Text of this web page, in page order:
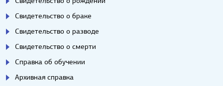
Свидетельство о браке
Свидетельство о разводе
Свидетельство о смерти
Справка об обучении
Архивная справка